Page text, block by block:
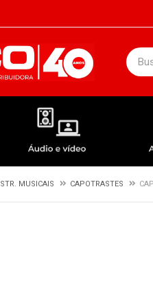
MUSICAIS CAPOTRASTES